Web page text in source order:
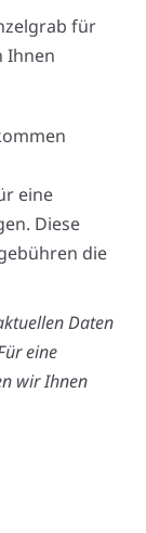
für
Ihnen
eine
Diese
die
Daten
eine
wir Ihnen